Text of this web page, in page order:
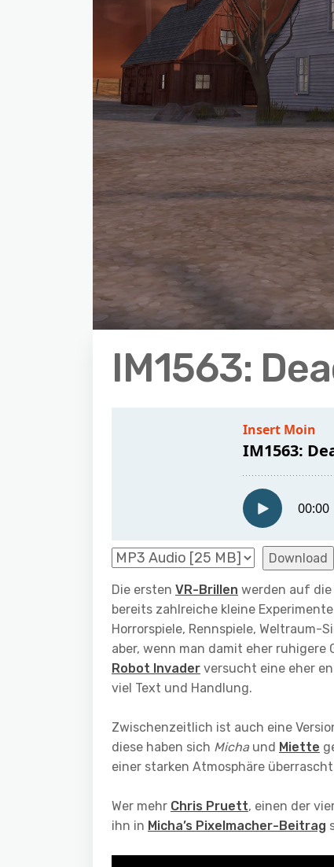
IM1563:
Download
Die ersten VR-Brillen werden auf die
bereits zahlreiche kleine
Horrorspiele, Rennspiele,
aber, wenn man damit eher ruhigere
Robot Invader versucht eine eher
viel Text und Handlung.
Zwischenzeitlich ist auch eine
diese haben sich Michaund Miette
einer starken Atmosphäre
Wer mehr Chris Pruett, einen der
ihn in Micha’s Pixelmacher-Beitrag